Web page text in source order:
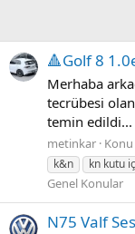
🔺Golf 8
Merhaba
tecrübesi
temin edildi...
metinkar Konu
k&n
kn kutu
Genel Konular
N75 Valf